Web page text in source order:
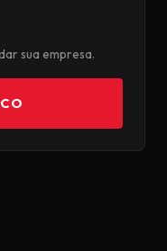
sua empresa.